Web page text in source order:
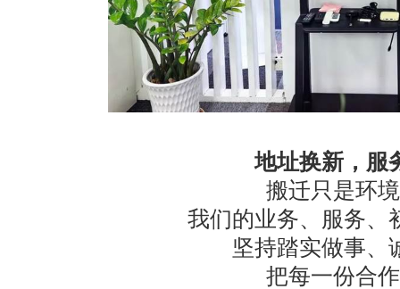
地址换新，服
搬迁只是环
我们的业务、服务、
坚持踏实做事、
把每一份合